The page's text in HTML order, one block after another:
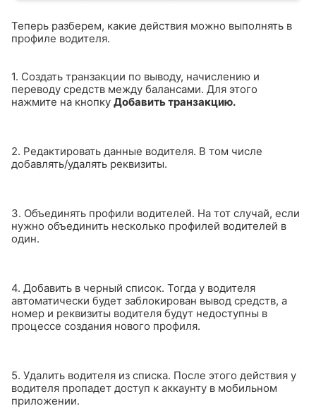
Теперь разберем, какие действия можно выполнять в
профиле водителя.
1. Создать транзакции по выводу, начислению и
переводу средств между балансами. Для этого
нажмите на кнопку Добавить транзакцию.
2. Редактировать данные водителя. В том числе
добавлять/удалять реквизиты.
3. Объединять профили водителей. На тот случай, если
нужно объединить несколько профилей водителей в
один.
4. Добавить в черный список. Тогда у водителя
автоматически будет заблокирован вывод средств, а
номер и реквизиты водителя будут недоступны в
процессе создания нового профиля.
5. Удалить водителя из списка. После этого действия у
водителя пропадет доступ к аккаунту в мобильном
приложении.